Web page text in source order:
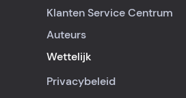
Klanten Service Centrum
Auteurs
Wettelijk
Privacybeleid